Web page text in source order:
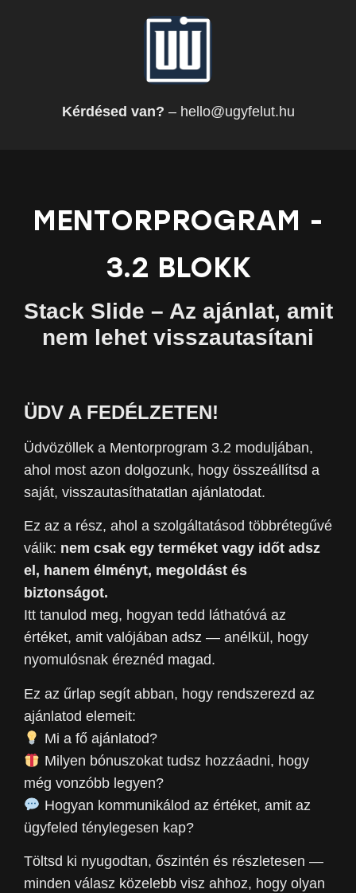
Kérdésed van? – hello@ugyfelut.hu
MENTORPROGRAM -
3.2 BLOKK
Stack Slide – Az ajánlat, amit
nem lehet visszautasítani
ÜDV A FEDÉLZETEN!
Üdvözöllek a Mentorprogram 3.2 moduljában,
ahol most azon dolgozunk, hogy összeállítsd a
saját, visszautasíthatatlan ajánlatodat.
Ez az a rész, ahol a szolgáltatásod többrétegűvé
válik: nem csak egy terméket vagy időt adsz
el, hanem élményt, megoldást és
biztonságot.
Itt tanulod meg, hogyan tedd láthatóvá az
értéket, amit valójában adsz — anélkül, hogy
nyomulósnak éreznéd magad.
Ez az űrlap segít abban, hogy rendszerezd az
ajánlatod elemeit:
Mi a fő ajánlatod?
Milyen bónuszokat tudsz hozzáadni, hogy
még vonzóbb legyen?
Hogyan kommunikálod az értéket, amit az
ügyfeled ténylegesen kap?
Töltsd ki nyugodtan, őszintén és részletesen —
minden válasz közelebb visz ahhoz, hogy olyan